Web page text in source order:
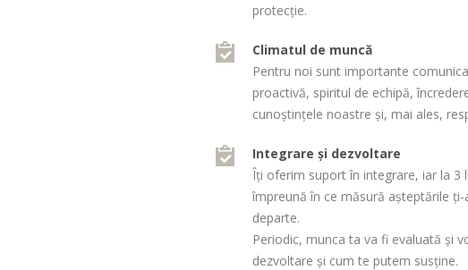
protecție.
Climatul de muncă
Pentru noi sunt importante
proactivă, spiritul de echipă,
cunoștințele noastre și, mai ales,
Integrare și dezvoltare
Îți oferim suport în integrare, iar la 3
împreună în ce măsură așteptările
departe.
Periodic, munca ta va fi evaluată și
dezvoltare și cum te putem susține.